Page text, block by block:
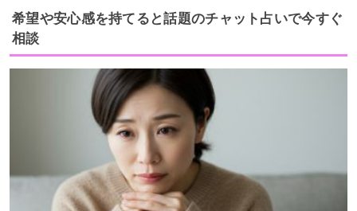
希望や安心感を持てると話題のチャット占いで今すぐ
相談